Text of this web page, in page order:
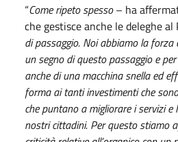
“Come ripeto spesso– ha
che gestisce anche le deleghe al
di passaggio. Noi abbiamo la
un segno di questo passaggio e
anche di una macchina snella ed
forma ai tanti investimenti che
che puntano a migliorare i servizi
nostri cittadini. Per questo stiamo